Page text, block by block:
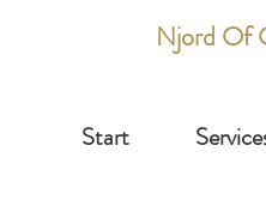
Njord Of
Start